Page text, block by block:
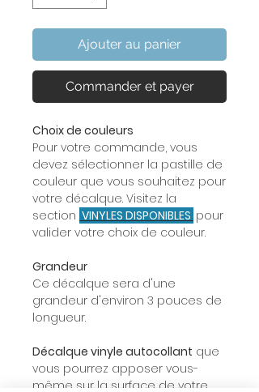
Ajouter au panier
Commander et payer
Choix de couleurs
Pour votre commande, vous
devez sélectionner la pastille de
couleur que vous souhaitez pour
votre décalque. Visitez la
section VINYLES DISPONIBLES pour
valider votre choix de couleur.
Grandeur
Ce décalque sera d'une
grandeur d'environ 3 pouces de
longueur.
Décalque vinyle autocollant que
vous pourrez apposer vous-
même sur la surface de votre